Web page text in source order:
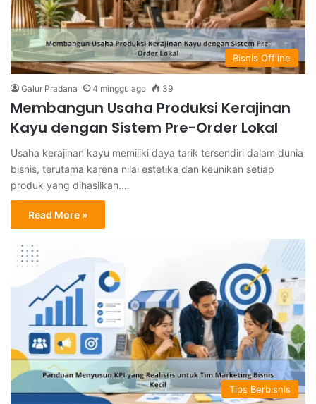
Bisnis Offline
Galur Pradana 4 minggu ago 39
Membangun Usaha Produksi Kerajinan
Kayu dengan Sistem Pre-Order Lokal
Usaha kerajinan kayu memiliki daya tarik tersendiri dalam dunia
bisnis, terutama karena nilai estetika dan keunikan setiap
produk yang dihasilkan.…
Read More »
Tips Berbisnis